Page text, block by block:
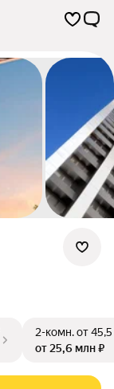
2-комн.от
от 25,6 млн ₽